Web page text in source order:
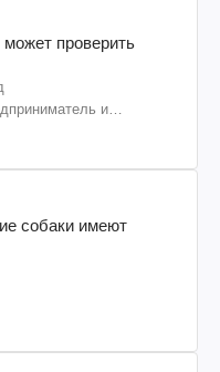
проверить
и
собаки имеют